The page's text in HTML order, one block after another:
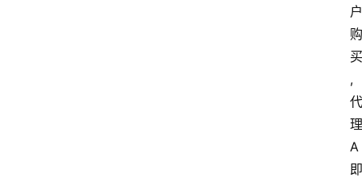
户
购
买
,
代
理
A
即